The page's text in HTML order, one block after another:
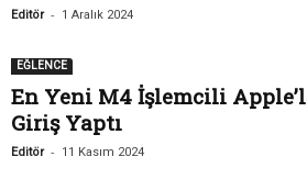
Editör - 1 Aralık 2024
EĞLENCE
En Yeni M4 İşlemcili
Giriş Yaptı
Editör - 11 Kasım 2024